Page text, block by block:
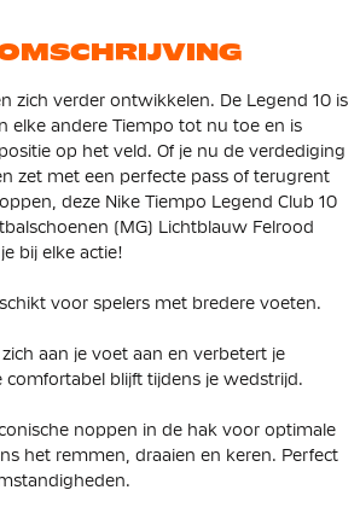
zich verder ontwikkelen. De Legend 10 is
elke andere Tiempo tot nu toe en is
op het veld. Of je nu de verdediging
zet met een perfecte pass of terugrent
deze Nike Tiempo Legend Club 10
(MG) Lichtblauw Felrood
bij elke actie!
voor spelers met bredere voeten.
aan je voet aan en verbetert je
blijft tijdens je wedstrijd.
noppen in de hak voor optimale
het remmen, draaien en keren. Perfect